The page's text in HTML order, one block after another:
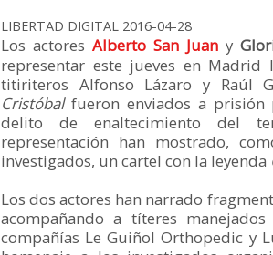
LIBERTAD DIGITAL 2016-04-28
Los actores Alberto San Juan y
representar este jueves en
titiriteros Alfonso Lázaro y Raúl
Cristóbal fueron enviados a
delito de enaltecimiento del
representación han mostrado,
investigados, un cartel con la leyenda
Los dos actores han narrado
acompañando a títeres
compañías Le Guiñol Orthopedic y